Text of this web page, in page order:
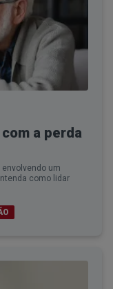
a perda
um
como lidar